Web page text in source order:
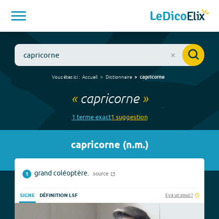
Vous êtes ici : Accueil Dictionnaire capricorne
« capricorne»
1 termeexact1 suggestion
capricorne (n.m.)
1 grand coléoptère. source
SIGNE DÉFINITION LSF Il y a un souci ?